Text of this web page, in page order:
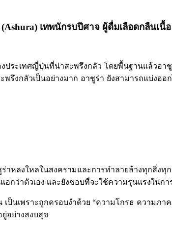
Ashura) เทพนักรบปีศาจ ผู้ดื่มเลือดกลืนเ
ะเทศญี่ปุ่นที่น่าสะพรึงกลัว โดยพื้นฐานแล้วอา
พรึงกลัวเป็นอย่างมาก อาชูร่า ยังสามารถแบ่งอ
หลในสงครามและการทำลายล้างทุกสิ่งทุกอ
กว่าตัวเอง และยังชอบที่จะใช้ความรุนแรงในก
ราะถูกครอบงำด้วย “ความโกรธ ความภาค
อย่างสงบสุข